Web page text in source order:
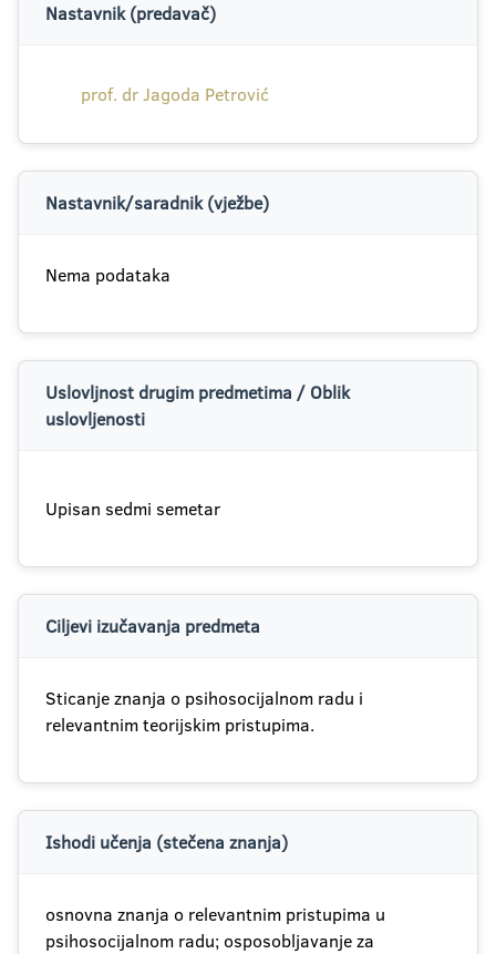
Nastavnik (predavač)
prof. dr Jagoda Petrović
Nastavnik/saradnik (vježbe)
Nema podataka
Uslovljnost drugim predmetima / Oblik
uslovljenosti
Upisan sedmi semetar
Ciljevi izučavanja predmeta
Sticanje znanja o psihosocijalnom radu i
relevantnim teorijskim pristupima.
Ishodi učenja (stečena znanja)
osnovna znanja o relevantnim pristupima u
psihosocijalnom radu; osposobljavanje za